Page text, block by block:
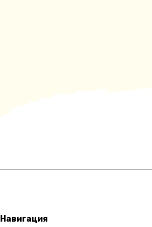
Навигация